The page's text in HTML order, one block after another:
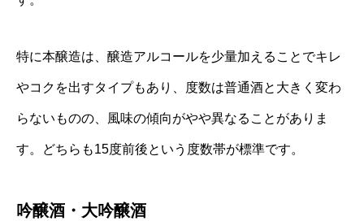
特に本醸造は、醸造アルコールを少量加えることでキレ
やコクを出すタイプもあり、度数は普通酒と大きく変わ
らないものの、風味の傾向がやや異なることがありま
す。どちらも15度前後という度数帯が標準です。
吟醸酒・大吟醸酒